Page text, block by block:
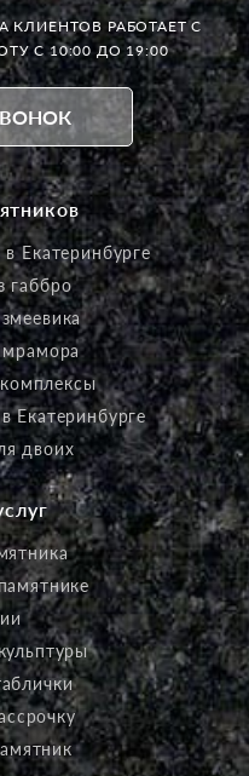
КЛИЕНТОВ РАБОТАЕТС
С 10:00 ДО 19:00
Екатеринбурге
габбро
мрамора
Екатеринбурге
двоих